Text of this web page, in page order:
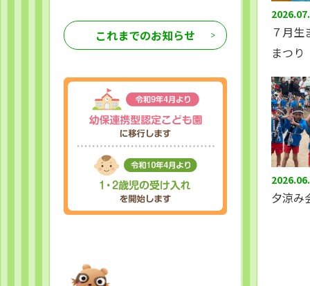
これまでのお知らせ
７月生
まつり
夕涼み